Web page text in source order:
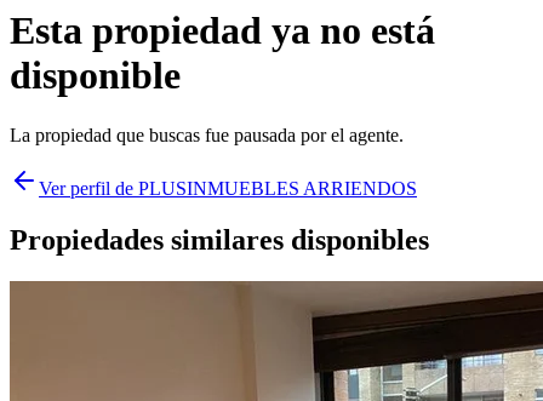
Esta propiedad ya no está
disponible
La propiedad que buscas fue pausada por el agente.
Ver perfil de PLUSINMUEBLES ARRIENDOS
Propiedades similares disponibles